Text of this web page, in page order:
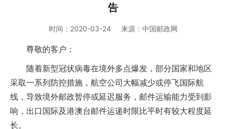
告
时间： 2020-03-24来源： 中国邮政网
尊敬的客户：
随着新型冠状病毒在境外多点爆发，部分国家和地区
采取一系列防控措施，航空公司大幅减少或停飞国际航
线，导致境外邮政暂停或延迟服务，邮件运输能力受到影
响，出口国际及港澳台邮件运递时限比平时有较大程度延
长。